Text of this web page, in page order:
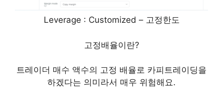
Leverage : Customized – 고정한도
고정배율이란?
트레이더 매수 액수의 고정 배율로 카피트레이딩을
하겠다는 의미라서 매우 위험해요.